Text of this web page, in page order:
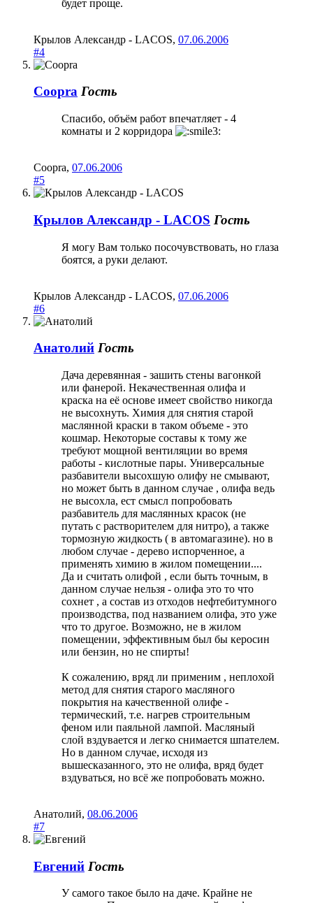
будет проще.
Крылов Александр - LACOS, 07.06.2006
#4
Coopra Гость
Спасибо, объём работ впечатляет - 4
комнаты и 2 корридора
Coopra, 07.06.2006
#5
Крылов Александр - LACOS Гость
Я могу Вам только посочувствовать, но глаза
боятся, а руки делают.
Крылов Александр - LACOS, 07.06.2006
#6
Анатолий Гость
Дача деревянная - зашить стены вагонкой
или фанерой. Некачественная олифа и
краска на её основе имеет свойство никогда
не высохнуть. Химия для снятия старой
маслянной краски в таком объеме - это
кошмар. Некоторые составы к тому же
требуют мощной вентиляции во время
работы - кислотные пары. Универсальные
разбавители высохшую олифу не смывают,
но может быть в данном случае , олифа ведь
не высохла, ест смысл попробовать
разбавитель для маслянных красок (не
путать с растворителем для нитро), а также
тормозную жидкость ( в автомагазине). но в
любом случае - дерево испорченное, а
применять химию в жилом помещении....
Да и считать олифой , если быть точным, в
данном случае нельзя - олифа это то что
сохнет , а состав из отходов нефтебитумного
производства, под названием олифа, это уже
что то другое. Возможно, не в жилом
помещении, эффективным был бы керосин
или бензин, но не спирты!
К сожалению, вряд ли применим , неплохой
метод для снятия старого масляного
покрытия на качественной олифе -
термический, т.е. нагрев строительным
феном или паяльной лампой. Масляный
слой вздувается и легко снимается шпателем.
Но в данном случае, исходя из
вышесказанного, это не олифа, вряд будет
вздуваться, но всё же попробовать можно.
Анатолий, 08.06.2006
#7
Евгений Гость
У самого такое было на даче. Крайне не